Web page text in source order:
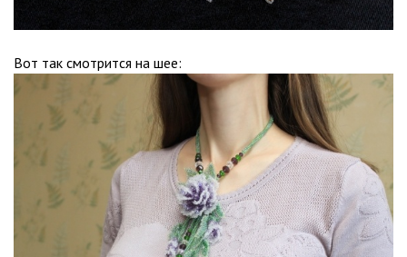
Вот так смотрится на шее: